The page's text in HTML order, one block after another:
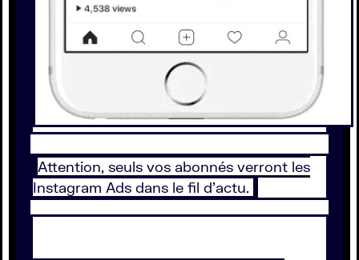
Attention, seuls vos abonnés verront les
Instagram Ads dans le fil d'actu.